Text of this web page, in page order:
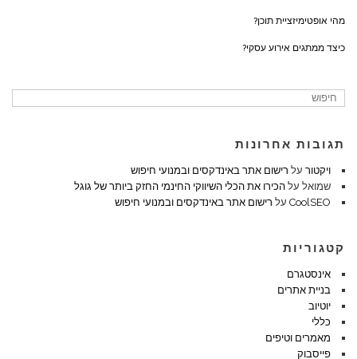
מהי אופטימיזציית תוכן?
כיצד ממתגים אירוע עסקי?
תגובות אחרונות
ויקטור על רישום אתר באינדקסים ובמנועי חיפוש
שמואל על הכירו את הכלי השיווקי החינמי החזק ביותר של גוגל
CoolSEO על רישום אתר באינדקסים ובמנועי חיפוש
קטגוריות
אינסטגרם
בניית אתרים
יוטיוב
כללי
מאמרים וטיפים
פייסבוק